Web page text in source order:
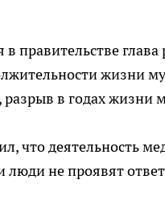
правительстве
жизни
разрыв в годах жизни
что деятельность
люди не проявят